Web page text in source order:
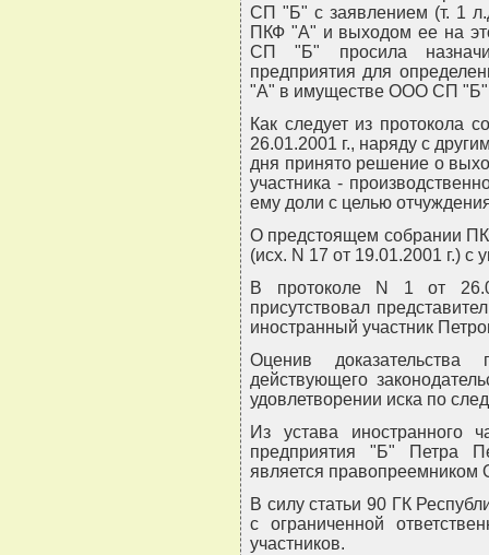
СП "Б" с заявлением (т. 1
ПКФ "А" и выходом ее на
СП "Б" просила
предприятия для
"А" в имуществе ООО СП
Как следует из
26.01.2001 г., наряду с
дня принято решение о
участника -
ему доли с целью
О предстоящем собрании
(исх. N 17 от 19.01.2001 г.)
В протоколе N 1 от
присутствовал
иностранный участник
Оценив
действующего
удовлетворении иска по
Из устава иностранного
предприятия "Б" Петра
является
В силу статьи 90 ГК
с ограниченной
участников.